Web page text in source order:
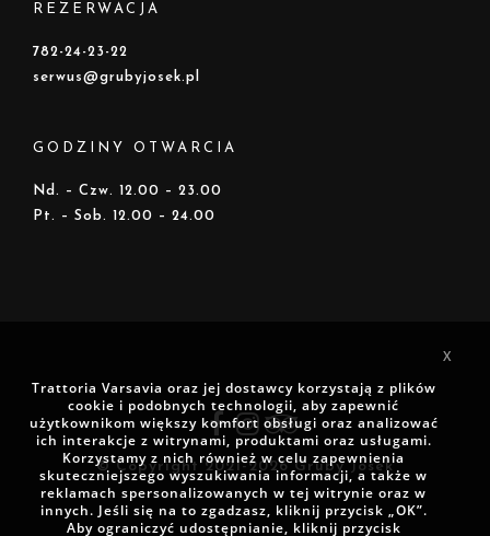
REZERWACJA
782-24-23-22
serwus@grubyjosek.pl
GODZINY OTWARCIA
Nd. – Czw. 12.00 – 23.00
Pt. – Sob. 12.00 – 24.00
© Copyright 2021-2026 Gruby Josek
X
Trattoria Varsavia oraz jej dostawcy korzystają z plików
cookie i podobnych technologii, aby zapewnić
użytkownikom większy komfort obsługi oraz analizować
ich interakcje z witrynami, produktami oraz usługami.
Korzystamy z nich również w celu zapewnienia
skuteczniejszego wyszukiwania informacji, a także w
reklamach spersonalizowanych w tej witrynie oraz w
innych. Jeśli się na to zgadzasz, kliknij przycisk „OK”.
Aby ograniczyć udostępnianie, kliknij przycisk